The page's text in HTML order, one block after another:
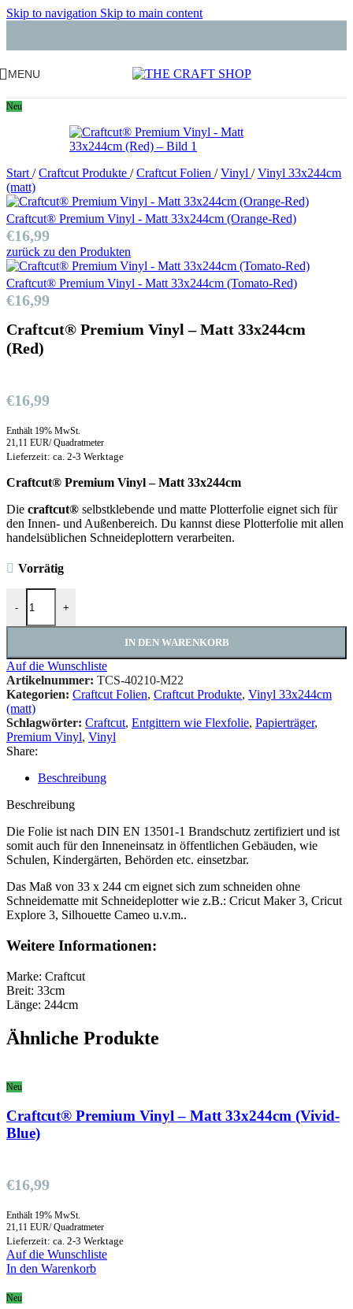
Skip to navigation Skip to main content
MENU
Neu
Start / Craftcut Produkte / Craftcut Folien / Vinyl / Vinyl 33x244cm
(matt)
Craftcut® Premium Vinyl - Matt 33x244cm (Orange-Red)
€16,99
zurück zu den Produkten
Craftcut® Premium Vinyl - Matt 33x244cm (Tomato-Red)
€16,99
Craftcut® Premium Vinyl – Matt 33x244cm
(Red)
€16,99
Enthält 19% MwSt.
21,11 EUR/ Quadratmeter
Lieferzeit: ca. 2-3 Werktage
Craftcut® Premium Vinyl – Matt 33x244cm
Die craftcut® selbstklebende und matte Plotterfolie eignet sich für
den Innen- und Außenbereich. Du kannst diese Plotterfolie mit allen
handelsüblichen Schneideplottern verarbeiten.
Vorrätig
-
Craftcut® Premium Vinyl - Matt 33x244cm (Red) Menge
+
IN DEN WARENKORB
Auf die Wunschliste
Artikelnummer: TCS-40210-M22
Kategorien: Craftcut Folien, Craftcut Produkte, Vinyl 33x244cm
(matt)
Schlagwörter: Craftcut, Entgittern wie Flexfolie, Papierträger,
Premium Vinyl, Vinyl
Share:
Beschreibung
Beschreibung
Die Folie ist nach DIN EN 13501-1 Brandschutz zertifiziert und ist
somit auch für den Inneneinsatz in öffentlichen Gebäuden, wie
Schulen, Kindergärten, Behörden etc. einsetzbar.
Das Maß von 33 x 244 cm eignet sich zum schneiden ohne
Schneidematte mit Schneideplotter wie z.B.: Cricut Maker 3, Cricut
Explore 3, Silhouette Cameo u.v.m..
Weitere Informationen:
Marke: Craftcut
Breit: 33cm
Länge: 244cm
Ähnliche Produkte
Neu
Craftcut® Premium Vinyl – Matt 33x244cm (Vivid-
Blue)
€16,99
Enthält 19% MwSt.
21,11 EUR/ Quadratmeter
Lieferzeit: ca. 2-3 Werktage
Auf die Wunschliste
In den Warenkorb
Neu